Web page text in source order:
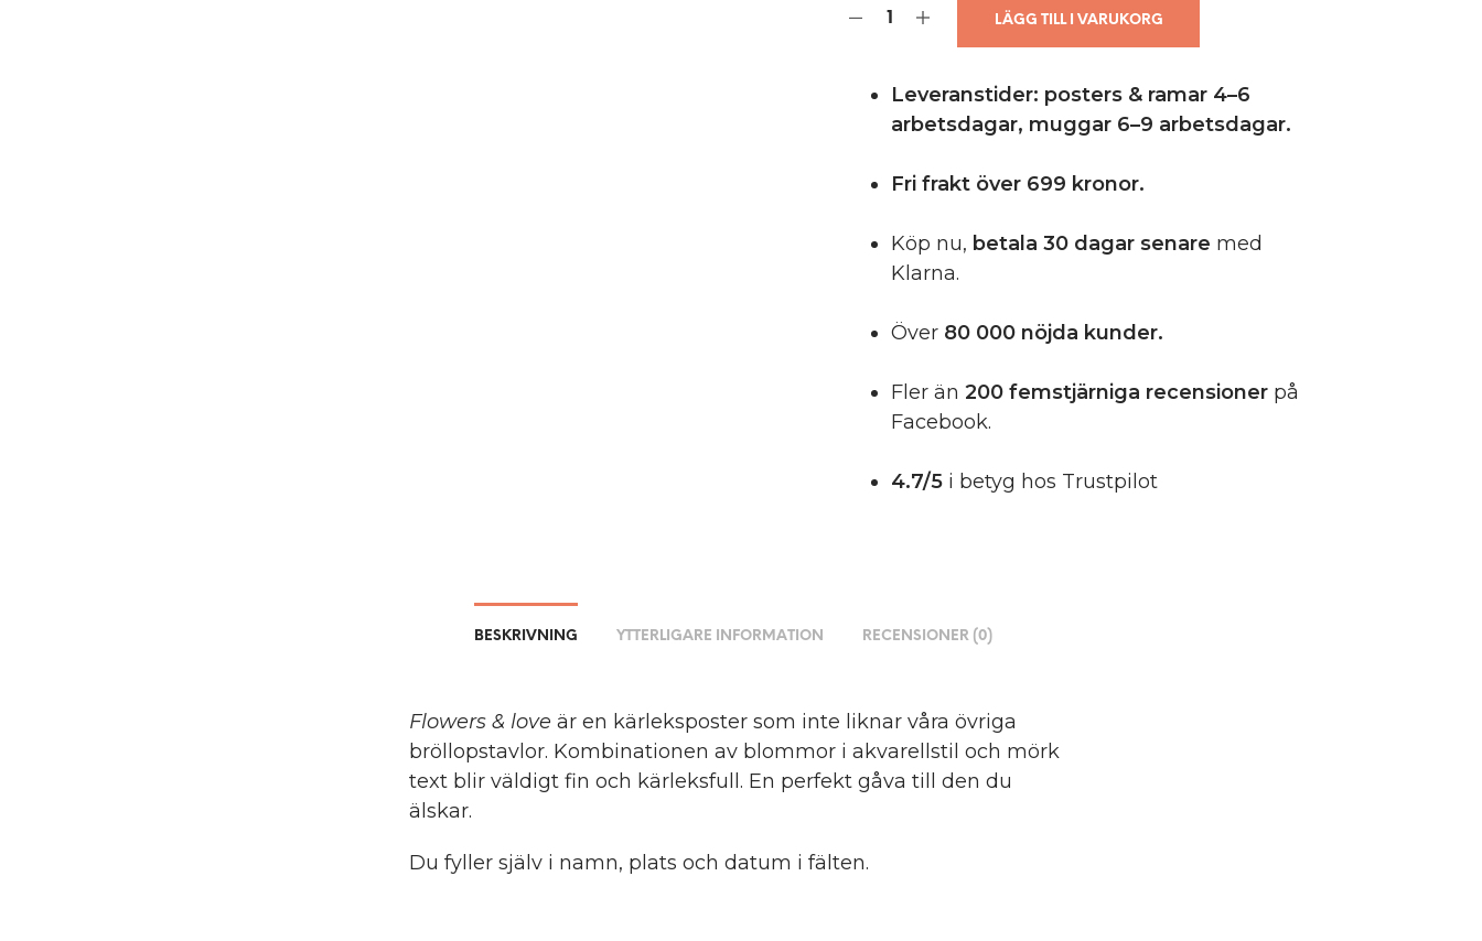
LÄGG TILL I VARUKORG
Leveranstider: posters & ramar 4–6
arbetsdagar, muggar 6–9 arbetsdagar.
Fri frakt över 699 kronor.
Köp nu, betala 30 dagar senare med
Klarna.
Över 80 000 nöjda kunder.
Fler än 200 femstjärniga recensionerpå
Facebook.
4.7/5i betyg hos Trustpilot
BESKRIVNING YTTERLIGARE INFORMATION RECENSIONER (0)
Flowers & love är en kärleksposter som inte liknar våra övriga
bröllopstavlor. Kombinationen av blommor i akvarellstil och mörk
text blir väldigt fin och kärleksfull. En perfekt gåva till den du
älskar.
Du fyller själv i namn, plats och datum i fälten.